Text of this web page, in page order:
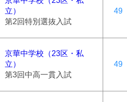
立）
第2回特別選抜入試
49
京華中学校（23区・私
立）
第3回中高一貫入試
49